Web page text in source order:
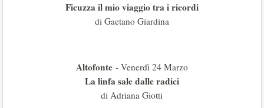
Ficuzza il mio viaggio tra i ricordi
di Gaetano Giardina
Altofonte- Venerdì 24 Marzo
La linfa sale dalle radici
di Adriana Giotti